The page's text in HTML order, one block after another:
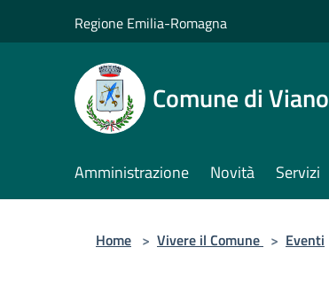
Regione Emilia-Romagna
Comune di Viano
Amministrazione Novità Servizi
Home > Vivere il Comune > Eventi